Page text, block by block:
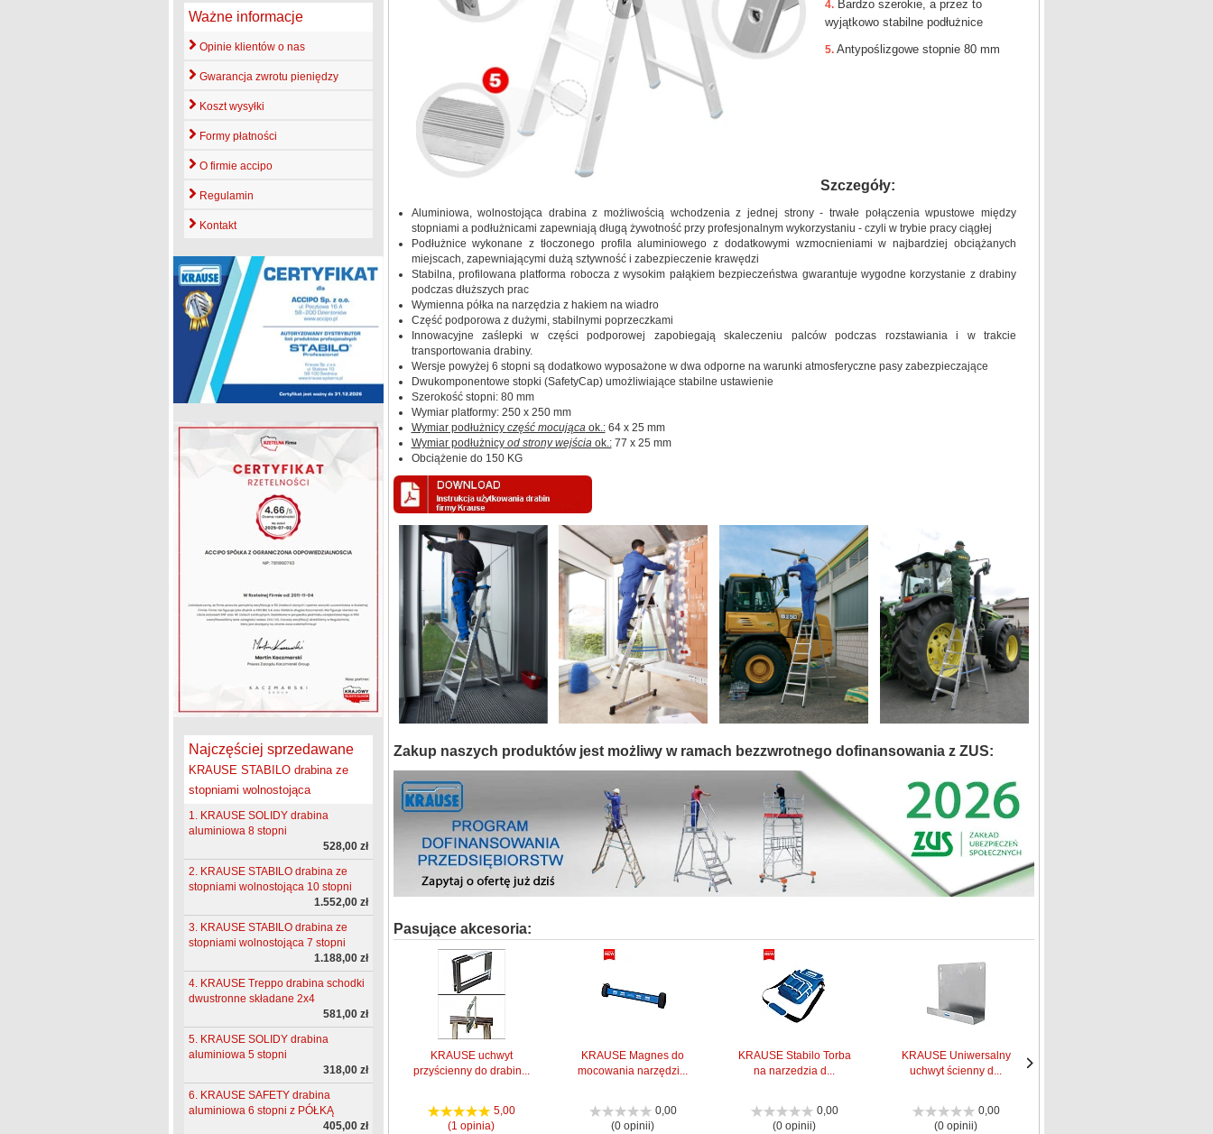
Ważne informacje
Opinie klientów o nas
Gwarancja zwrotu pieniędzy
Koszt wysyłki
Formy płatności
O firmie accipo
Regulamin
Kontakt
Najczęściej sprzedawane
KRAUSE STABILO drabina ze
stopniami wolnostojąca
1. KRAUSE SOLIDY drabina
aluminiowa 8 stopni
528,00 zł
2. KRAUSE STABILO drabina ze
stopniami wolnostojąca 10 stopni
1.552,00 zł
3. KRAUSE STABILO drabina ze
stopniami wolnostojąca 7 stopni
1.188,00 zł
4. KRAUSE Treppo drabina schodki
dwustronne składane 2x4
581,00 zł
5. KRAUSE SOLIDY drabina
aluminiowa 5 stopni
318,00 zł
6. KRAUSE SAFETY drabina
aluminiowa 6 stopni z PÓŁKĄ
405,00 zł
4. Bardzo szerokie, a przez to
wyjątkowo stabilne podłużnice
5. Antypoślizgowe stopnie 80 mm
Szczegóły:
Aluminiowa, wolnostojąca drabina z możliwością wchodzenia z jednej strony - trwałe połączenia wpustowe między
stopniami a podłużnicami zapewniają długą żywotność przy profesjonalnym wykorzystaniu - czyli w trybie pracy ciągłej
Podłużnice wykonane z tłoczonego profila aluminiowego z dodatkowymi wzmocnieniami w najbardziej obciążanych
miejscach, zapewniającymi dużą sztywność i zabezpieczenie krawędzi
Stabilna, profilowana platforma robocza z wysokim pałąkiem bezpieczeństwa gwarantuje wygodne korzystanie z drabiny
podczas dłuższych prac
Wymienna półka na narzędzia z hakiem na wiadro
Część podporowa z dużymi, stabilnymi poprzeczkami
Innowacyjne zaślepki w części podporowej zapobiegają skaleczeniu palców podczas rozstawiania i w trakcie
transportowania drabiny.
Wersje powyżej 6 stopni są dodatkowo wyposażone w dwa odporne na warunki atmosferyczne pasy zabezpieczające
Dwukomponentowe stopki (SafetyCap) umożliwiające stabilne ustawienie
Szerokość stopni: 80 mm
Wymiar platformy: 250 x 250 mm
Wymiar podłużnicy część mocująca ok.:64 x 25 mm
Wymiar podłużnicyod strony wejścia ok.:77 x 25 mm
Obciążenie do 150 KG
Zakup naszych produktów jest możliwy w ramach bezzwrotnego dofinansowania z ZUS:
Pasujące akcesoria:
KRAUSE uchwyt
przyścienny do drabin...
5,00
(1 opinia)
KRAUSE Magnes do
mocowania narzędzi...
0,00
(0 opinii)
KRAUSE Stabilo Torba
na narzedzia d...
0,00
(0 opinii)
KRAUSE Uniwersalny
uchwyt ścienny d...
0,00
(0 opinii)